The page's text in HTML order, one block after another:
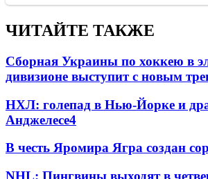
ЧИТАЙТЕ ТАКЖЕ
Сборная Украины по хоккею в
дивизионе выступит с новым
НХЛ: голепад в Нью-Йорке и
Анджелесе4
В честь Яромира Ягра создан
NHL: Пингвины выходят в